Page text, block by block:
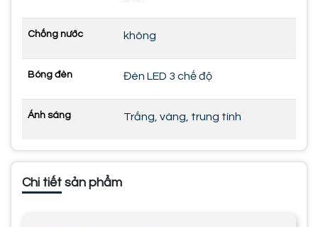
Chống nước không
Bóng đèn Đèn LED 3 chế độ
Ánh sáng Trắng, vàng, trung tính
Chi tiết sản phẩm